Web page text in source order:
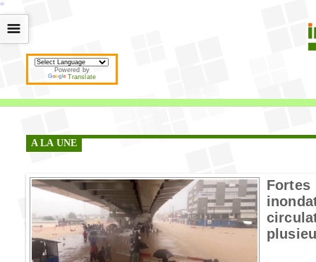
*
*
*
*
*
*
*
*
*
*
*
*
*
*
*
*
*
*
*
*
*
*
*
*
*
*
*
*
*
*
*
*
*
*
*
*
Powered by
Translate
☰
A LA UNE